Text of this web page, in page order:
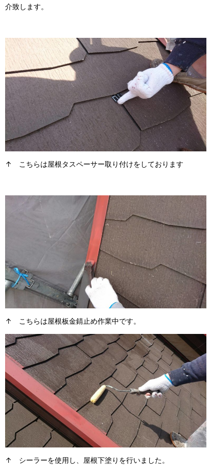
介致します。
↑ こちらは屋根タスペーサー取り付けをしております
↑ こちらは屋根板金錆止め作業中です。
↑ シーラーを使用し、屋根下塗りを行いました。